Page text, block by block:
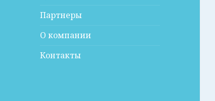
Партнеры
О компании
Контакты